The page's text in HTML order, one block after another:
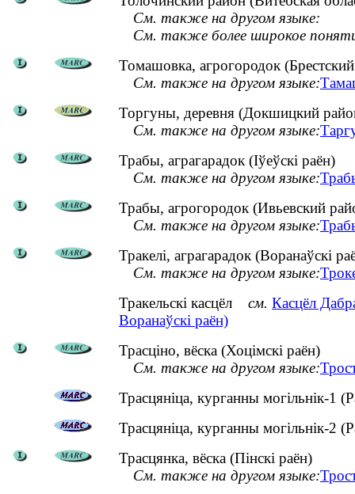
См. также на другом языке:
См. также более широкое
Томашовка, агрогородок
См. также на другом языке:
Торгуны, деревня (Докшицкий
См. также на другом языке:
Трабы, аграгарадок (Іўеўскі раён)
См. также на другом языке:
Трабы, агрогородок (Ивьевский
См. также на другом языке:
Тракелі, аграгарадок (Воранаўскі
См. также на другом языке:
Тракельскі касцёл см. Касцёл
Воранаўскі раён)
Трасціно, вёска (Хоцімскі раён)
См. также на другом языке:
Трасцяніца, курганны могільнік-1
Трасцяніца, курганны могільнік-2
Трасцянка, вёска (Пінскі раён)
См. также на другом языке: